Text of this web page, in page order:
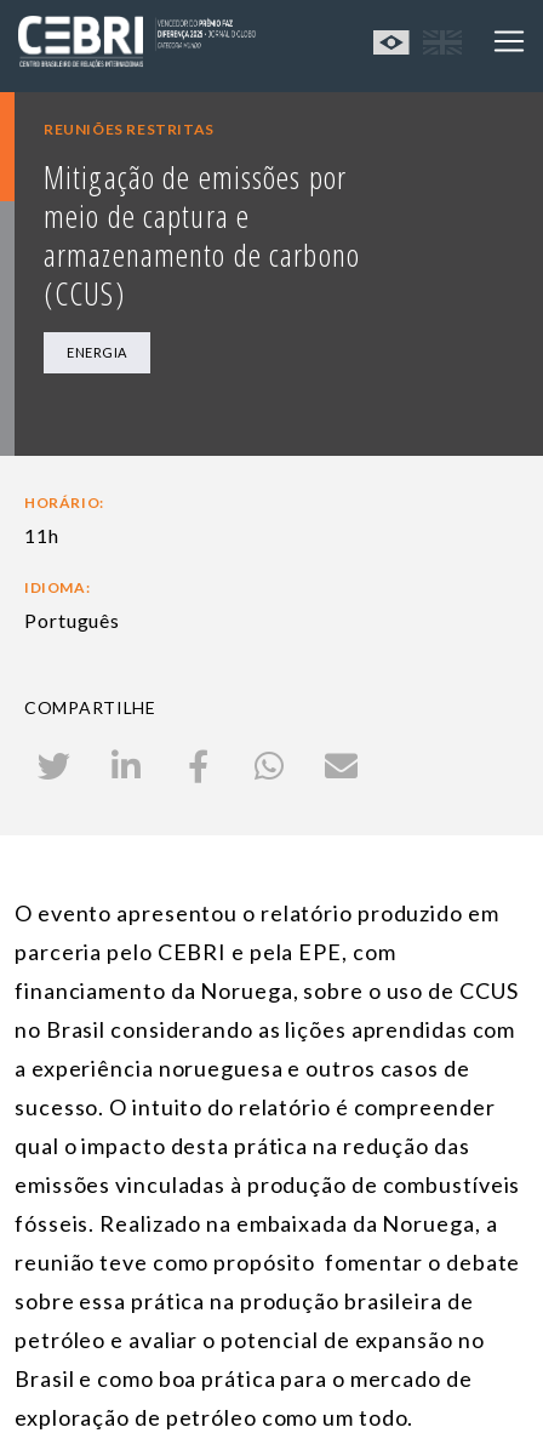
REUNIÕES RESTRITAS
Mitigação de emissões por
meio de captura e
armazenamento de carbono
(CCUS)
ENERGIA
HORÁRIO:
11h
IDIOMA:
Português
COMPARTILHE
O evento apresentou o relatório produzido em
parceria pelo CEBRI e pela EPE, com
financiamento da Noruega, sobre o uso de CCUS
no Brasil considerando as lições aprendidas com
a experiência norueguesa e outros casos de
sucesso. O intuito do relatório é compreender
qual o impacto desta prática na redução das
emissões vinculadas à produção de combustíveis
fósseis. Realizado na embaixada da Noruega, a
reunião teve como propósito fomentar o debate
sobre essa prática na produção brasileira de
petróleo e avaliar o potencial de expansão no
Brasil e como boa prática para o mercado de
exploração de petróleo como um todo.